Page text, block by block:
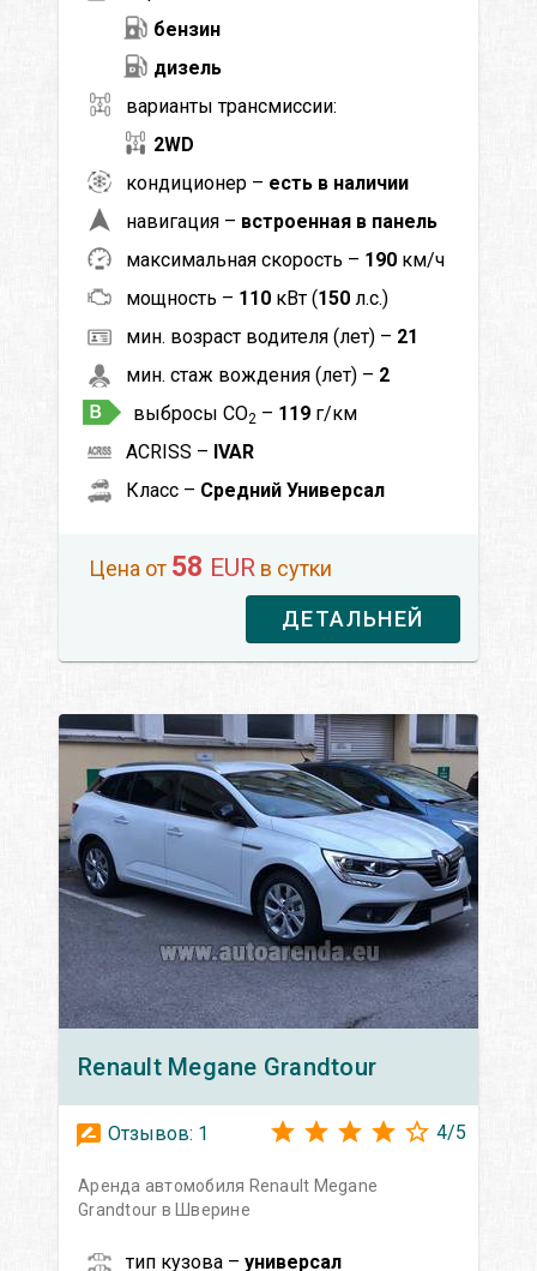
бензин
дизель
варианты трансмиссии:
2WD
кондиционер – есть в наличии
навигация – встроенная в панель
максимальная скорость – 190 км/ч
мощность – 110 кВт (150 л.с.)
мин. возраст водителя (лет) – 21
мин. стаж вождения (лет) – 2
выбросы CO2 – 119 г/км
ACRISS – IVAR
Класс – Средний Универсал
Цена от 58 EUR в сутки
ДЕТАЛЬНЕЙ
Renault Megane Grandtour
Отзывов: 1 4/5
Аренда автомобиля Renault Megane
Grandtour в Шверине
тип кузова – универсал